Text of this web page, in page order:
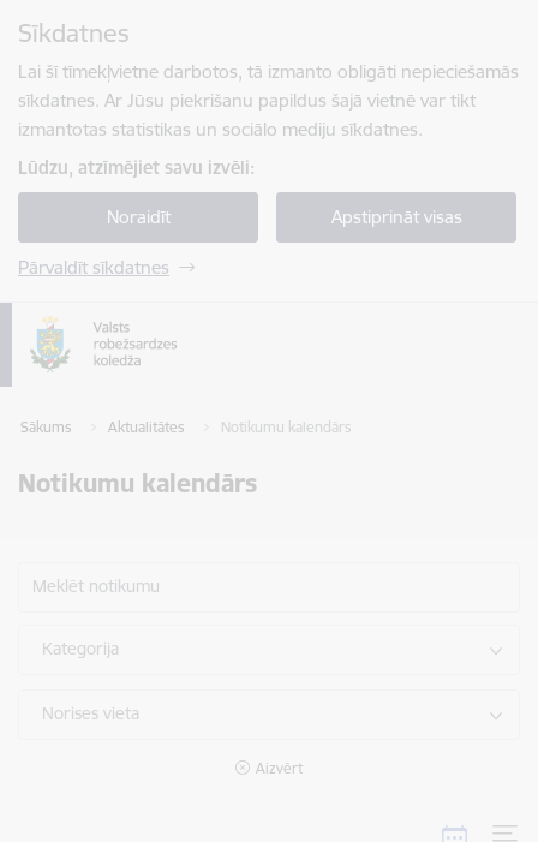
Sīkdatnes
Lai šī tīmekļvietne darbotos, tā izmanto obligāti nepieciešamās
sīkdatnes. Ar Jūsu piekrišanu papildus šajā vietnē var tikt
izmantotas statistikas un sociālo mediju sīkdatnes.
Lūdzu, atzīmējiet savu izvēli:
Noraidīt Apstiprināt visas
Pārvaldīt sīkdatnes
Sākums Aktualitātes Notikumu kalendārs
Notikumu kalendārs
Meklēt notikumu
Kategorija
Norises vieta
Aizvērt